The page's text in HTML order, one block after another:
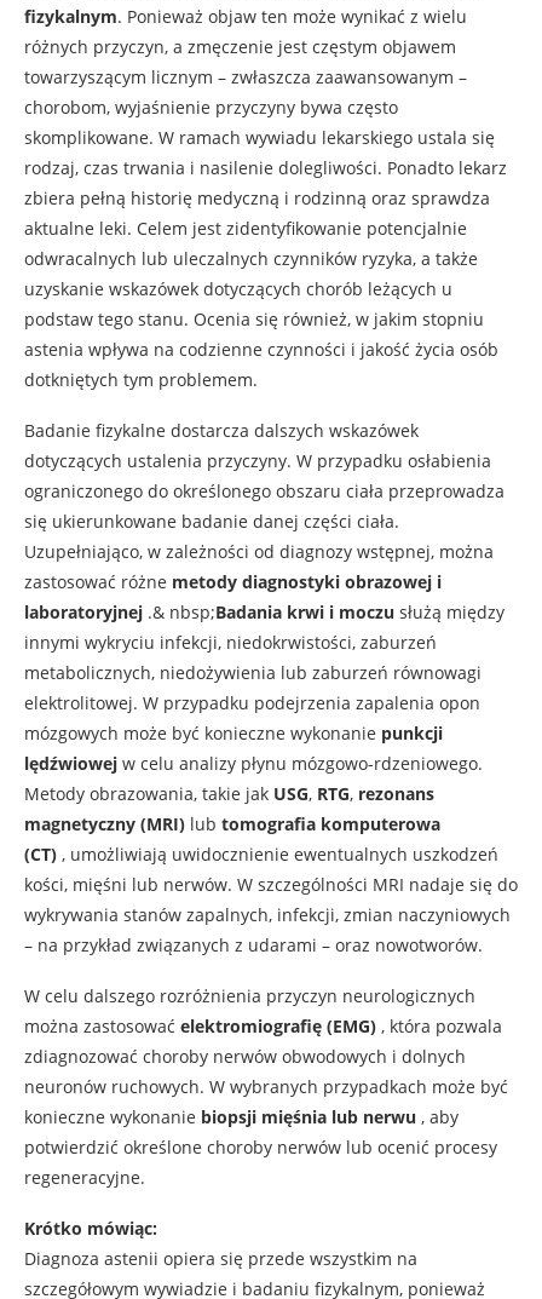
fizykalnym. Ponieważ objaw ten może wynikać z wielu
różnych przyczyn, a zmęczenie jest częstym objawem
towarzyszącym licznym – zwłaszcza zaawansowanym –
chorobom, wyjaśnienie przyczyny bywa często
skomplikowane. W ramach wywiadu lekarskiego ustala się
rodzaj, czas trwania i nasilenie dolegliwości. Ponadto lekarz
zbiera pełną historię medyczną i rodzinną oraz sprawdza
aktualne leki. Celem jest zidentyfikowanie potencjalnie
odwracalnych lub uleczalnych czynników ryzyka, a także
uzyskanie wskazówek dotyczących chorób leżących u
podstaw tego stanu. Ocenia się również, w jakim stopniu
astenia wpływa na codzienne czynności i jakość życia osób
dotkniętych tym problemem.
Badanie fizykalne dostarcza dalszych wskazówek
dotyczących ustalenia przyczyny. W przypadku osłabienia
ograniczonego do określonego obszaru ciała przeprowadza
się ukierunkowane badanie danej części ciała.
Uzupełniająco, w zależności od diagnozy wstępnej, można
zastosować różne metody diagnostyki obrazowej i
laboratoryjnej .& nbsp;Badania krwi i moczu służą między
innymi wykryciu infekcji, niedokrwistości, zaburzeń
metabolicznych, niedożywienia lub zaburzeń równowagi
elektrolitowej. W przypadku podejrzenia zapalenia opon
mózgowych może być konieczne wykonanie punkcji
lędźwiowej w celu analizy płynu mózgowo-rdzeniowego.
Metody obrazowania, takie jak USG, RTG, rezonans
magnetyczny (MRI) lub tomografia komputerowa
(CT) , umożliwiają uwidocznienie ewentualnych uszkodzeń
kości, mięśni lub nerwów. W szczególności MRI nadaje się do
wykrywania stanów zapalnych, infekcji, zmian naczyniowych
– na przykład związanych z udarami – oraz nowotworów.
W celu dalszego rozróżnienia przyczyn neurologicznych
można zastosować elektromiografię (EMG) , która pozwala
zdiagnozować choroby nerwów obwodowych i dolnych
neuronów ruchowych. W wybranych przypadkach może być
konieczne wykonanie biopsji mięśnia lub nerwu , aby
potwierdzić określone choroby nerwów lub ocenić procesy
regeneracyjne.
Krótko mówiąc:
Diagnoza astenii opiera się przede wszystkim na
szczegółowym wywiadzie i badaniu fizykalnym, ponieważ